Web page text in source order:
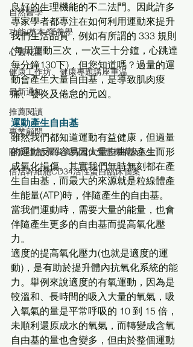
自然醫學
功能/草本/營養學
心靈花園
健康工作坊、健康專題講座重温
最新通知
推薦閱讀
專業顧問
關愛社會[養生寶高電位受惠機構及人士]
倍活幹細胞CD34活性蛋白臨床個案
良好的生理機能的不二法門。因此許多
專家學者都專注在如何利用運動來提升
我們生活品質，例如有所謂的 333 規則
(每周運動三次，一次三十分鐘，心跳達
每分鐘130下)，但您知道嗎？過量的運
動會產生大量自由基，是導致肌肉痠
痛、發炎及倦怠的元凶。
運動產生自由基
雖然我們都知道運動有益健康，但過量
的運動反而容易因大量自由基產生而形
成氧化損傷。其實我們無時無刻都在產
生自由基，而最大的來源就是粒線體產
生能量(ATP)時，伴隨產生的自由基。
當我們運動時，需要大量的能量，也會
伴隨產生更多的自由基而提高氧化壓
力。
適度的提高氧化壓力(也就是適度的運
動)，是有助於提升體內抗氧化系統的能
力。舉例來說適度的有氧運動，因為是
較溫和、長時間的吸入大量的氧氣，吸
入氧氣的量是平常呼吸的 10 到 15 倍，
未順利還原成水的氧氣，而轉變成含氧
自由基的量也會變多，但由於整個運動